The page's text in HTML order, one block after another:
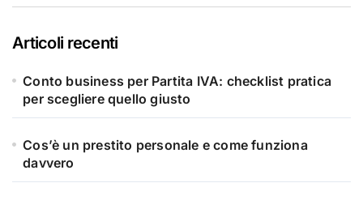
Articoli recenti
Conto business per Partita IVA: checklist pratica
per scegliere quello giusto
Cos’è un prestito personale e come funziona
davvero